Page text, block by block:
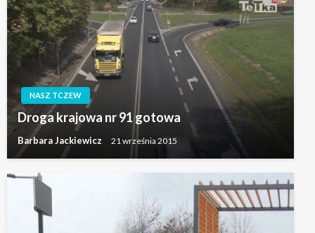
NASZ TCZEW
Droga krajowa nr 91 gotowa
Barbara Jackiewicz 21 września 2015